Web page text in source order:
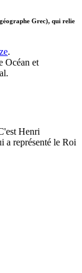
Grec), qui relie
.
Océan et
Henri
a représenté le Roi